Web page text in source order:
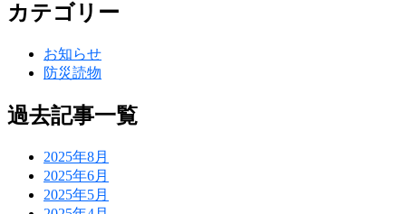
カテゴリー
お知らせ
防災読物
過去記事一覧
2025年8月
2025年6月
2025年5月